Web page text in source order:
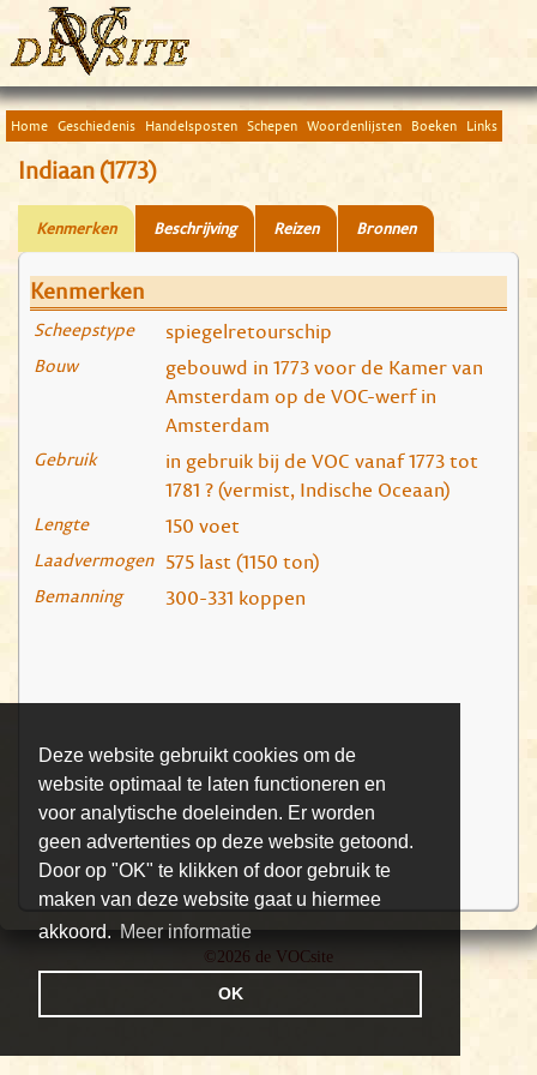
Deze website gebruikt cookies om de
website optimaal te laten functioneren en
voor analytische doeleinden. Er worden
geen advertenties op deze website getoond.
Door op "OK" te klikken of door gebruik te
maken van deze website gaat u hiermee
akkoord. Meer informatie
OK
Home Geschiedenis Handelsposten Schepen Woordenlijsten Boeken Links
Indiaan (1773)
Kenmerken Beschrijving Reizen Bronnen
Kenmerken
Scheepstype spiegelretourschip
Bouw
gebouwd in 1773 voor de Kamer van
Amsterdam op de VOC-werf in
Amsterdam
Gebruik
in gebruik bij de VOC vanaf 1773 tot
1781 ? (vermist, Indische Oceaan)
Lengte 150 voet
Laadvermogen 575 last (1150 ton)
Bemanning 300-331 koppen
©2026 de VOCsite